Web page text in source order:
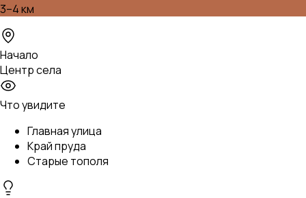
3–4 км
Начало
Центр села
Что увидите
Главная улица
Край пруда
Старые тополя